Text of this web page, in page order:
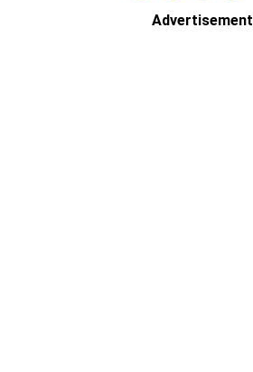
Advertisement